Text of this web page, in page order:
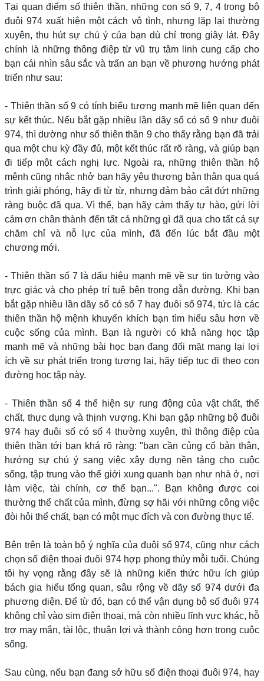
Tại quan điểm số thiên thần, những con số 9, 7, 4 trong bộ
đuôi 974 xuất hiện một cách vô tình, nhưng lặp lại thường
xuyên, thu hút sự chú ý của bạn dù chỉ trong giây lát. Đây
chính là những thông điệp từ vũ trụ tâm linh cung cấp cho
bạn cái nhìn sâu sắc và trấn an bạn về phương hướng phát
triển như sau:
- Thiên thần số 9 có tính biểu tượng mạnh mẽ liên quan đến
sự kết thúc. Nếu bắt gặp nhiều lần dãy số có số 9 như đuôi
974, thì dường như số thiên thần 9 cho thấy rằng bạn đã trải
qua một chu kỳ đầy đủ, một kết thúc rất rõ ràng, và giúp bạn
đi tiếp một cách nghị lực. Ngoài ra, những thiên thần hộ
mệnh cũng nhắc nhở bạn hãy yêu thương bản thân qua quá
trình giải phóng, hãy đi từ từ, nhưng đảm bảo cắt đứt những
ràng buộc đã qua. Vì thế, bạn hãy cảm thấy tự hào, gửi lời
cảm ơn chân thành đến tất cả những gì đã qua cho tất cả sự
chăm chỉ và nỗ lực của mình, đã đến lúc bắt đầu một
chương mới.
- Thiên thần số 7 là dấu hiệu mạnh mẽ về sự tin tưởng vào
trực giác và cho phép trí tuệ bên trong dẫn đường. Khi bạn
bắt gặp nhiều lần dãy số có số 7 hay đuôi số 974, tức là các
thiên thần hộ mệnh khuyến khích bạn tìm hiểu sâu hơn về
cuộc sống của mình. Bạn là người có khả năng học tập
mạnh mẽ và những bài học bạn đang đối mặt mang lại lợi
ích về sự phát triển trong tương lai, hãy tiếp tục đi theo con
đường học tập này.
- Thiên thần số 4 thể hiện sự rung động của vật chất, thể
chất, thực dụng và thịnh vượng. Khi bạn gặp những bộ đuôi
974 hay đuôi số có số 4 thường xuyên, thì thông điệp của
thiên thần tới bạn khá rõ ràng: "bạn cần củng cố bản thân,
hướng sự chú ý sang việc xây dựng nền tảng cho cuộc
sống, tập trung vào thế giới xung quanh bạn như nhà ở, nơi
làm việc, tài chính, cơ thể bạn...". Bạn không được coi
thường thể chất của mình, đừng sợ hãi với những công việc
đòi hỏi thể chất, bạn có một mục đích và con đường thực tế.
Bên trên là toàn bộ ý nghĩa của đuôi số 974, cũng như cách
chọn số điện thoại đuôi 974 hợp phong thủy mỗi tuổi. Chúng
tôi hy vọng rằng đây sẽ là những kiến thức hữu ích giúp
bách gia hiểu tổng quan, sâu rộng về dãy số 974 dưới đa
phương diện. Để từ đó, bạn có thể vận dụng bộ số đuôi 974
không chỉ vào sim điện thoại, mà còn nhiều lĩnh vực khác, hỗ
trợ may mắn, tài lộc, thuận lợi và thành công hơn trong cuộc
sống.
Sau cùng, nếu bạn đang sở hữu số điện thoại đuôi 974, hay